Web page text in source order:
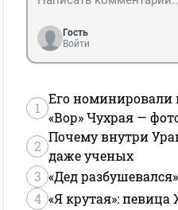
Гость
Войти
1
Его номинировали
«Вор» Чухрая —
2
Почему внутри
даже ученых
3 «Дед
4 «Я крутая»: